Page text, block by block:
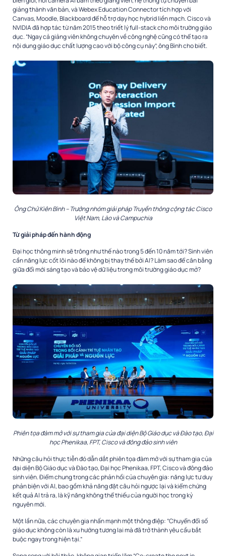
giảng thành văn bản, và Webex Education Connector tích hợp với
Canvas, Moodle, Blackboard để hỗ trợ dạy học hybrid liền mạch. Cisco và
NVIDIA đã hợp tác từ năm 2015 theo triết lý full-stack cho môi trường giáo
dục. “Ngay cả giảng viên không chuyên về công nghệ cũng có thể tạo ra
nội dung giáo dục chất lượng cao với bộ công cụ này”, ông Bình cho biết.
Ông Chử Kiên Bình – Trưởng nhóm giải pháp Truyền thông cộng tác Cisco
Việt Nam, Lào và Campuchia
Từ giải pháp đến hành động
Đại học thông minh sẽ trông như thế nào trong 5 đến 10 năm tới? Sinh viên
cần năng lực cốt lõi nào để không bị thay thế bởi AI? Làm sao để cân bằng
giữa đổi mới sáng tạo và bảo vệ dữ liệu trong môi trường giáo dục mở?
Phiên tọa đàm mở với sự tham gia của đại diện Bộ Giáo dục và Đào tạo, Đại
học Phenikaa, FPT, Cisco và đông đảo sinh viên
Những câu hỏi thực tiễn đó dẫn dắt phiên tọa đàm mở với sự tham gia của
đại diện Bộ Giáo dục và Đào tạo, Đại học Phenikaa, FPT, Cisco và đông đảo
sinh viên. Điểm chung trong các phản hồi của chuyên gia: năng lực tư duy
phản biện với AI, bao gồm khả năng đặt câu hỏi ngược lại và kiểm chứng
kết quả AI trả ra, là kỹ năng không thể thiếu của người học trong kỷ
nguyên mới.
Một lần nữa, các chuyên gia nhấn mạnh một thông điệp: “Chuyển đổi số
giáo dục không còn là xu hướng tương lai mà đã trở thành yêu cầu bắt
buộc ngay trong hiện tại.”